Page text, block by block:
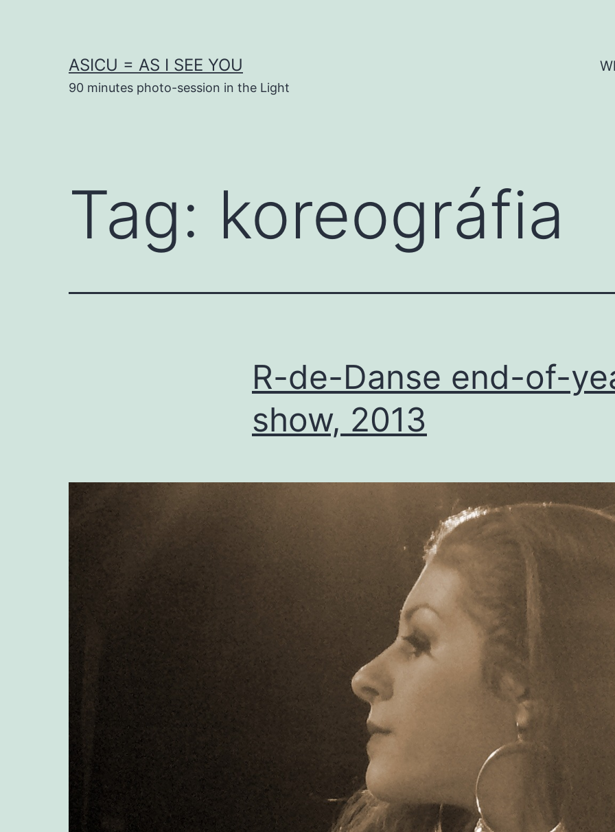
ASICU = AS I SEE YOU
90 minutes photo-session in the Light
Tag: koreográfia
R-de-Danse end-of-
show, 2013